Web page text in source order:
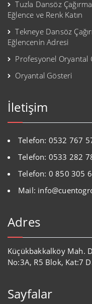
Tuzla Dansöz
Eğlence ve Renk Katın
Tekneye Dansöz
Eğlencenin Adresi
Profesyonel Oryantal
Oryantal Gösteri
İletişim
Telefon: 0532 767
Telefon: 0533 282
Telefon: 0 850 305
Mail:
Adres
Küçükbakkalköy Mah.
No:3A, R5 Blok, Kat:7
Sayfalar